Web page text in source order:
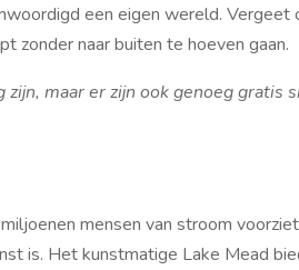
een eigen wereld. Vergeet
zonder naar buiten te hoeven gaan.
maar er zijn ook genoeg gratis
mensen van stroom
is. Het kunstmatige Lake Mead